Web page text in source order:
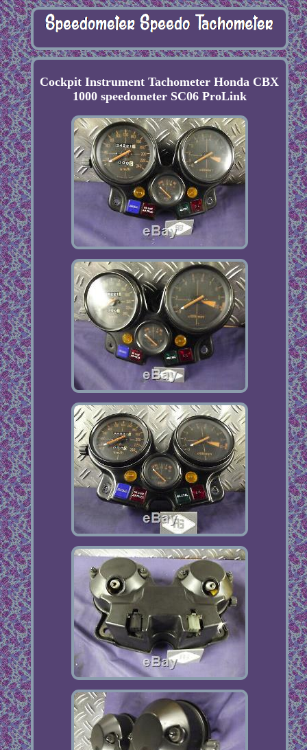
Cockpit Instrument Tachometer Honda CBX
1000 speedometer SC06 ProLink